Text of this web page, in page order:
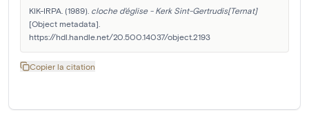
KIK-IRPA. (1989). cloche d'église - Kerk Sint-Gertrudis[Ternat]
[Object metadata].
https://hdl.handle.net/20.500.14037/object.2193
Copier la citation